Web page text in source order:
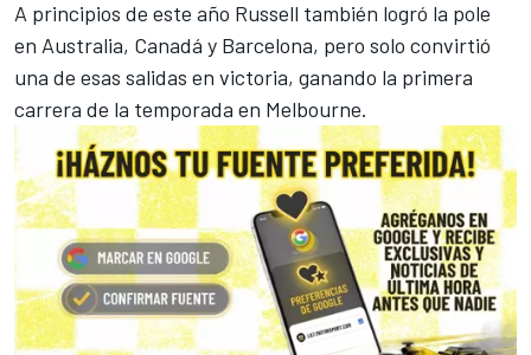
A principios de este año Russell también logró la pole
en Australia, Canadá y Barcelona, pero solo convirtió
una de esas salidas en victoria, ganando la primera
carrera de la temporada en Melbourne.